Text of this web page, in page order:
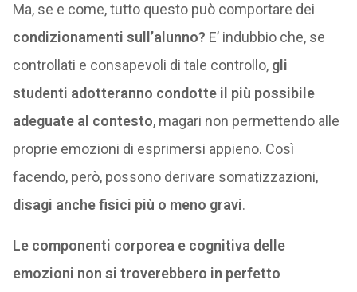
Ma, se e come, tutto questo può comportare dei
condizionamenti sull’alunno? E’ indubbio che, se
controllati e consapevoli di tale controllo, gli
studenti adotteranno condotte il più possibile
adeguate al contesto, magari non permettendo alle
proprie emozioni di esprimersi appieno. Così
facendo, però, possono derivare somatizzazioni,
disagi anche fisici più o meno gravi.
Le componenti corporea e cognitiva delle
emozioni non si troverebbero in perfetto